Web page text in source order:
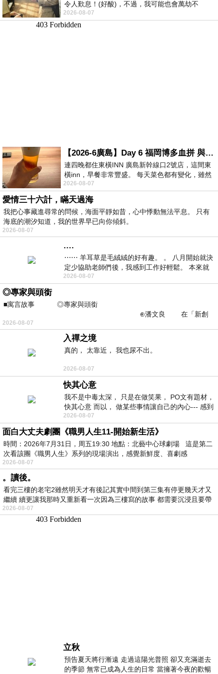
令人歎息！(好酸)，不過，我可能也會萬劫不
復...，每天跪鍵盤還是被判了花心的罪
2026-08-07
【2026-6廣島】Day 6 福岡博多血拼 與機場接送少年司機深夜對談
連四晚都住東橫INN 廣島新幹線口2號店，這間東
橫inn，早餐非常豐盛。 每天菜色都有變化，雖然
看到工作人員拿出料理包加熱，但
2026-08-07
愛情三十六計，瞞天過海
我把心事藏進尋常的問候，海面平靜如昔，心中悸動無法平息。 只有
海底的潮汐知道，我的世界早已向你傾斜。
2026-08-07
….
⋯⋯ 羊耳草是毛絨絨的好有趣。 。 八月開始就決
定少協助老師們後，我感到工作好輕鬆。 本來就
不是我的工作啊。 真
2026-08-07
◎專家與頭銜
■寓言故事 ◎專家與頭銜
⊕潘文良 在「新創
之谷」裡——
2026-08-07
入禪之境
真的， 太靠近， 我也尿不出。
2026-08-07
快其心意
我不是中毒太深， 只是在做笑果， PO文有題材，
快其心意 而以， 做某些事情讓自己的內心--- 感到
愉快。
2026-08-07
面白大丈夫劇團《職男人生11-開始新生活》
時間：2026年7月31日，周五19:30 地點：北藝中心球劇場 這是第二
次看該團《職男人生》系列的現場演出，感覺新鮮度、喜劇感
2026-08-07
。讀後。
看完三樓的老宅2雖然明天才有後記其實中間到第三集有停更幾天才又
繼續 續更讓我那時又重新看一次因為三樓寫的故事 都需要沉浸且要帶
有
2026-08-07
立秋
預告夏天將行漸遠 走過這陽光普照 卻又充滿逝去
的季節 無常已成為人生的日常 當擁著今夜的歡暢